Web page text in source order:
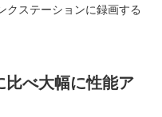
クステーションに録画する
べ大幅に性能ア